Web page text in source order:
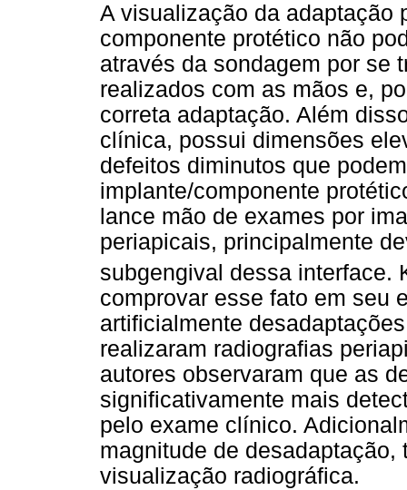
A visualização da adaptação
componente protético não
através da sondagem por se
realizados com as mãos e,
correta adaptação. Além
clínica, possui dimensões
defeitos diminutos que
implante/componente
lance mão de exames por
periapicais, principalmente
subgengival dessa interface.
comprovar esse fato em seu
artificialmente
realizaram radiografias
autores observaram que as
significativamente mais
pelo exame clínico.
magnitude de
visualização radiográfica.